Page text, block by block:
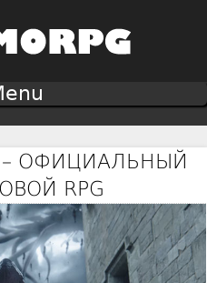
– ОФИЦИАЛЬНЫЙ
RPG